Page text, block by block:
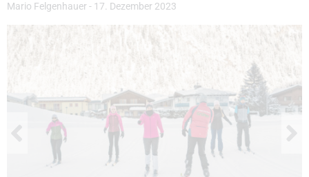
Mario Felgenhauer - 17. Dezember 2023